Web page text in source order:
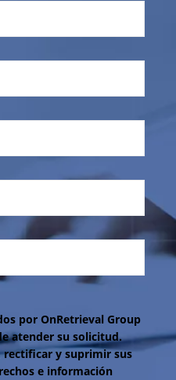
por OnRetrieval Group
atender su solicitud.
rectificar y suprimir sus
e información